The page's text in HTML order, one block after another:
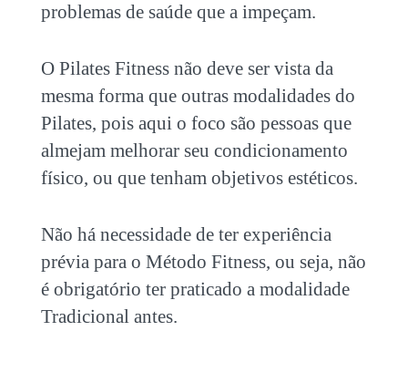
problemas de saúde que a impeçam.
O Pilates Fitnessnão deve ser vista da
mesma forma que outras modalidades do
Pilates, pois aqui o foco são pessoas que
almejam melhorar seu condicionamento
físico, ou que tenham objetivos estéticos.
Não há necessidade de ter experiência
prévia para o Método Fitness, ou seja, não
é obrigatório ter praticado a modalidade
Tradicional antes.